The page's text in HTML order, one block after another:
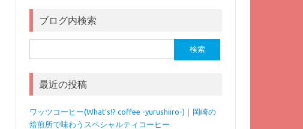
ブログ内検索
索:
最近の投稿
ワッツコーヒー(What’s!? coffee -yurushiiro-)｜岡崎の
焙煎所で味わうスペシャルティコーヒー